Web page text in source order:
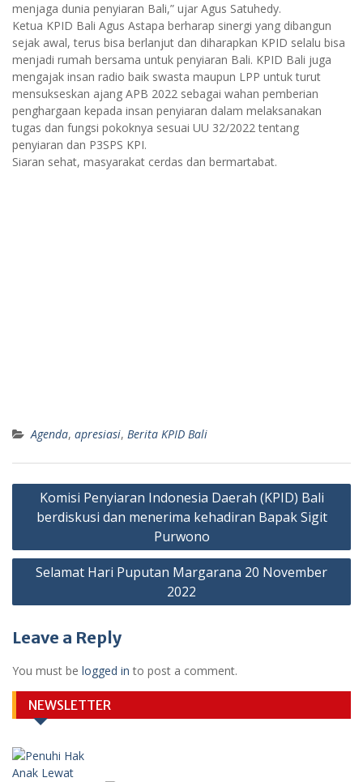
menjaga dunia penyiaran Bali,” ujar Agus Satuhedy.
Ketua KPID Bali Agus Astapa berharap sinergi yang dibangun
sejak awal, terus bisa berlanjut dan diharapkan KPID selalu bisa
menjadi rumah bersama untuk penyiaran Bali. KPID Bali juga
mengajak insan radio baik swasta maupun LPP untuk turut
mensukseskan ajang APB 2022 sebagai wahan pemberian
penghargaan kepada insan penyiaran dalam melaksanakan
tugas dan fungsi pokoknya sesuai UU 32/2022 tentang
penyiaran dan P3SPS KPI.
Siaran sehat, masyarakat cerdas dan bermartabat.
Agenda, apresiasi, Berita KPID Bali
Post
navigation
Komisi Penyiaran Indonesia Daerah (KPID) Bali
berdiskusi dan menerima kehadiran Bapak Sigit
Purwono
Selamat Hari Puputan Margarana 20 November
2022
Leave a Reply
You must be logged in to post a comment.
NEWSLETTER